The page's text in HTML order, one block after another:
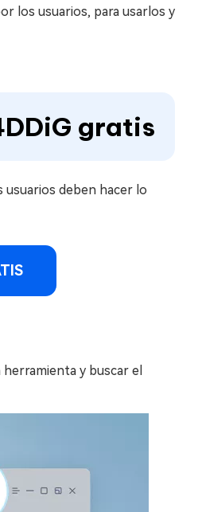
los usuarios, para usarlos y
gratis
usuarios deben hacer lo
y buscar el